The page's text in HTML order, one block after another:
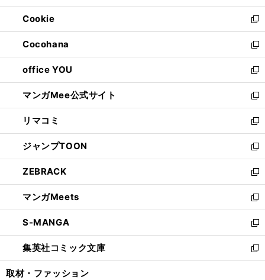
開
く
ウ
で
開
く
ン
ド
ウ
で
開
く
ウ
ィ
ン
ド
ウ
で
開
く
Cookie
新
し
い
ウ
ィ
ン
ド
ウ
で
開
く
Cocohana
新
し
い
ウ
ィ
ン
ド
ウ
で
開
く
office YOU
新
し
い
ウ
ィ
ン
ド
ウ
で
開
く
マンガMee公式サイト
新
し
い
ウ
ィ
ン
ド
ウ
で
開
く
リマコミ
新
し
い
ウ
ィ
ン
ド
ウ
で
開
く
ジャンプTOON
新
し
い
ウ
ィ
ン
ド
ウ
で
開
ZEBRACK
新
し
い
ウ
ィ
ン
ド
ウ
マンガMeets
新
し
い
ウ
ィ
ン
S-MANGA
新
し
い
ウ
集英社コミック文庫
新
し
取材・ファッション